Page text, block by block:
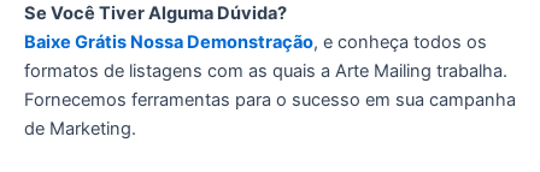
Se Você Tiver Alguma Dúvida?
Baixe Grátis Nossa Demonstração, e conheça todos os
formatos de listagens com as quais a Arte Mailing trabalha.
Fornecemos ferramentas para o sucesso em sua campanha
de Marketing.